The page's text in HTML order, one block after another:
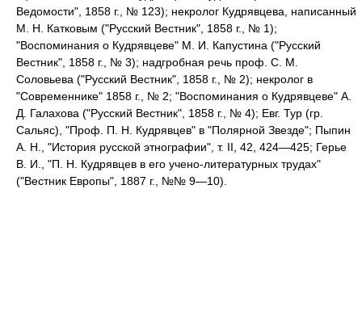
Ведомости", 1858 г., № 123); некролог Кудрявцева, написанный
М. Н. Катковым ("Русский Вестник", 1858 г., № 1);
"Воспоминания о Кудрявцеве" М. И. Капустина ("Русский
Вестник", 1858 г., № 3); надгробная речь проф. С. М.
Соловьева ("Русский Вестник", 1858 г., № 2); некролог в
"Современнике" 1858 г., № 2; "Воспоминания о Кудрявцеве" А.
Д. Галахова ("Русский Вестник", 1858 г., № 4); Евг. Тур (гр.
Сальяс), "Проф. П. Н. Кудрявцев" в "Полярной Звезде"; Пыпин
А. Н., "История русской этнографии", т. II, 42, 424—425; Герье
В. И., "П. Н. Кудрявцев в его учено-литературных трудах"
("Вестник Европы", 1887 г., №№ 9—10).